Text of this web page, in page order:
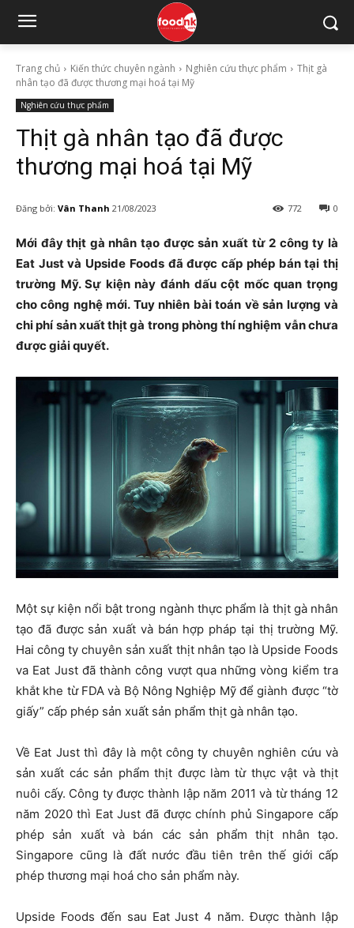
Trang chủ Kiến thức chuyên ngành Nghiên cứu thực phẩm
Thịt gà
nhân tạo đã được thương mại hoá tại Mỹ
Nghiên cứu thực phẩm
Thịt gà nhân tạo đã được
thương mại hoá tại Mỹ
Đăng bởi: Vân Thanh 21/08/2023 0
772
Mới đây thịt gà nhân tạo được sản xuất từ 2 công ty là
Eat Just và Upside Foods đã được cấp phép bán tại thị
trường Mỹ. Sự kiện này đánh dấu cột mốc quan trọng
cho công nghệ mới. Tuy nhiên bài toán về sản lượng và
chi phí sản xuất thịt gà trong phòng thí nghiệm vẫn chưa
được giải quyết.
Một sự kiện nổi bật trong ngành thực phẩm là thịt gà nhân
tạo đã được sản xuất và bán hợp pháp tại thị trường Mỹ.
Hai công ty chuyên sản xuất thịt nhân tạo là Upside Foods
va Eat Just đã thành công vượt qua những vòng kiểm tra
khắt khe từ FDA và Bộ Nông Nghiệp Mỹ để giành được “tờ
giấy” cấp phép sản xuất sản phẩm thịt gà nhân tạo.
Về Eat Just thì đây là một công ty chuyên nghiên cứu và
sản xuất các sản phẩm thịt được làm từ thực vật và thịt
nuôi cấy. Công ty được thành lập năm 2011 và từ tháng 12
năm 2020 thì Eat Just đã được chính phủ Singapore cấp
phép sản xuất và bán các sản phẩm thịt nhân tạo.
Singapore cũng là đất nước đầu tiên trên thế giới cấp
phép thương mại hoá cho sản phẩm này.
Upside Foods đến sau Eat Just 4 năm. Được thành lập